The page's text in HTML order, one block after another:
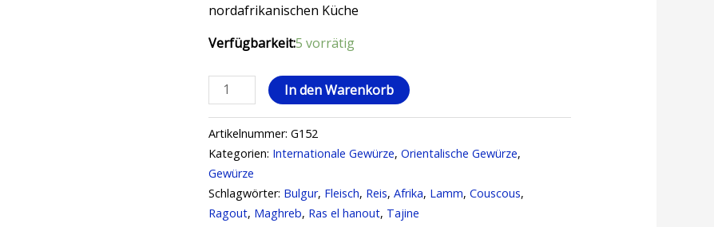
nordafrikanischen Küche
Verfügbarkeit:5 vorrätig
In den Warenkorb
Artikelnummer:G152
Kategorien: Internationale Gewürze,Orientalische Gewürze,
Gewürze
Schlagwörter: Bulgur, Fleisch, Reis,Afrika, Lamm,Couscous,
Ragout, Maghreb, Ras el hanout, Tajine